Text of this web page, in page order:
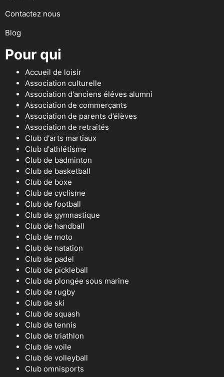
Contactez nous
Blog
Pour qui
Accueil de loisir
Association culturelle
Association d'anciens éléves alumni
Association de commerçants
Association de parents d’élèves
Association de retraités
Club d'arts martiaux
Club d'athlétisme
Club de badminton
Club de basketball
Club de boxe
Club de cyclisme
Club de football
Club de gymnastique
Club de handball
Club de moto
Club de natation
Club de padel
Club de pickleball
Club de plongée sous marine
Club de rugby
Club de ski
Club de squash
Club de tennis
Club de triathlon
Club de voile
Club de volleyball
Club omnisports